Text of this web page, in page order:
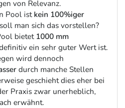
von Relevanz.
Pool istkein 100%iger
man sich das vorstellen?
bietet1000 mm
ein sehr guter Wert ist.
wird dennoch
durch manche Stellen
geschieht dies eher bei
Praxis zwar unerheblich,
erwähnt.